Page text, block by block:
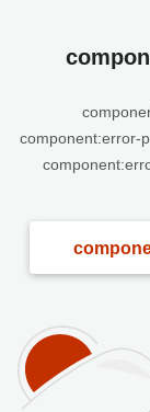
component:error-